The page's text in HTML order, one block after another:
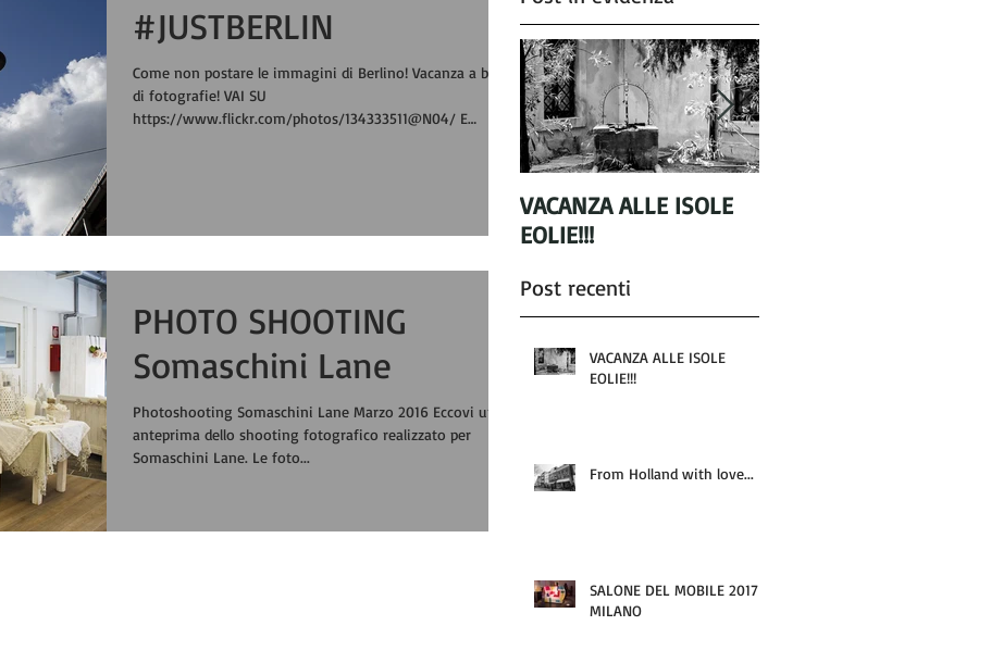
#JUSTBERLIN
Come non postare le immagini di Berlino! Vacanza a base
di fotografie! VAI SU
https://www.flickr.com/photos/134333511@N04/ E
PHOTO SHOOTING
Somaschini Lane
Photoshooting Somaschini Lane Marzo 2016 Eccovi un
anteprima dello shooting fotografico realizzato per
Somaschini Lane. Le foto...
VACANZA ALLE ISOLE
EOLIE!!!
Post recenti
VACANZA ALLE ISOLE
EOLIE!!!
From Holland with love...
SALONE DEL MOBILE 2017 -
MILANO